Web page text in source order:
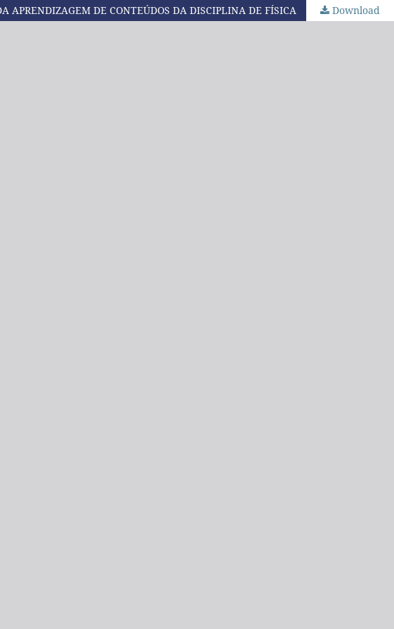
APRENDIZAGEM DE CONTEÚDOS DA DISCIPLINA DE FÍSICA Download